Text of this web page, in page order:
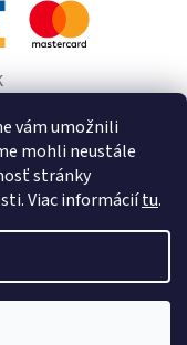
vám umožnili
mohli neustále
stránky
Viac informáciítu.
na stenu bez